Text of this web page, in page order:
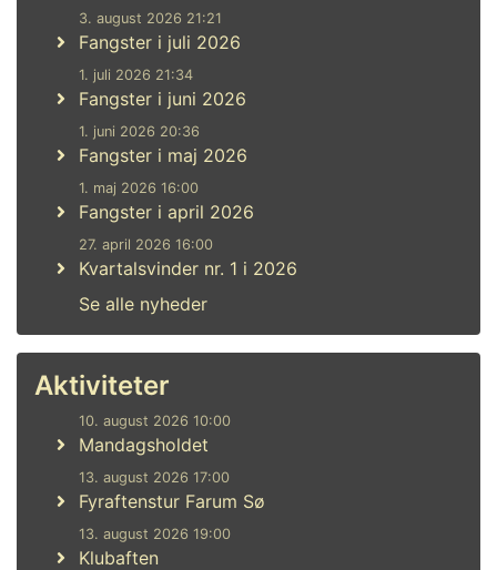
3. august 2026 21:21
Fangster i juli 2026
1. juli 2026 21:34
Fangster i juni 2026
1. juni 2026 20:36
Fangster i maj 2026
1. maj 2026 16:00
Fangster i april 2026
27. april 2026 16:00
Kvartalsvinder nr. 1 i 2026
Se alle nyheder
Aktiviteter
10. august 2026 10:00
Mandagsholdet
13. august 2026 17:00
Fyraftenstur Farum Sø
13. august 2026 19:00
Klubaften